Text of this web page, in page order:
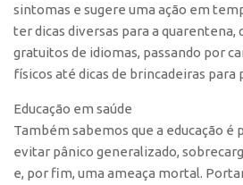
Edição 2021
Edição 2017
Inovação em Números
Propriedade Intelectual
Formas de Proteção
sintomas e sugere uma ação em
ter dicas diversas para a quarentena,
gratuitos de idiomas, passando por
físicos até dicas de brincadeiras para
Educação em saúde
Também sabemos que a educação
evitar pânico generalizado,
e, por fim, uma ameaça mortal.